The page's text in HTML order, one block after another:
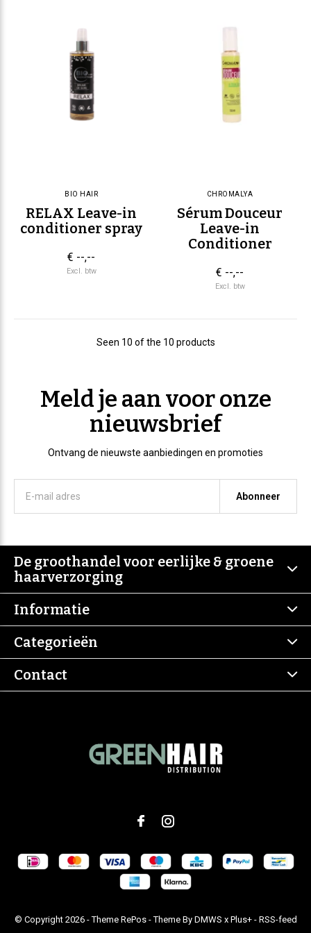
BIO HAIR
RELAX Leave-in
conditioner spray
€ --,--
Excl. btw
CHROMALYA
Sérum Douceur
Leave-in
Conditioner
€ --,--
Excl. btw
Seen 10 of the 10 products
Meld je aan voor onze
nieuwsbrief
Ontvang de nieuwste aanbiedingen en promoties
Abonneer
De groothandel voor eerlijke & groene
haarverzorging
Informatie
Categorieën
Contact
© Copyright 2026- Theme RePos - Theme By DMWS x Plus+- RSS-feed